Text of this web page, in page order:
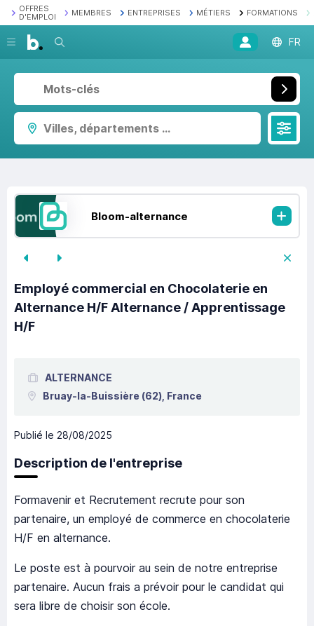
OFFRES
D'EMPLOI
MEMBRES ENTREPRISES MÉTIERS FORMATIONS
Recherche FR
Villes, départements ...
Bloom-alternance
Employé commercial en Chocolaterie en
Alternance H/F Alternance / Apprentissage
H/F
ALTERNANCE
Bruay-la-Buissière (62), France
Publié le 28/08/2025
Description de l'entreprise
Formavenir et Recrutement recrute pour son
partenaire, un employé de commerce en chocolaterie
H/F en alternance.
Le poste est à pourvoir au sein de notre entreprise
partenaire. Aucun frais a prévoir pour le candidat qui
sera libre de choisir son école.